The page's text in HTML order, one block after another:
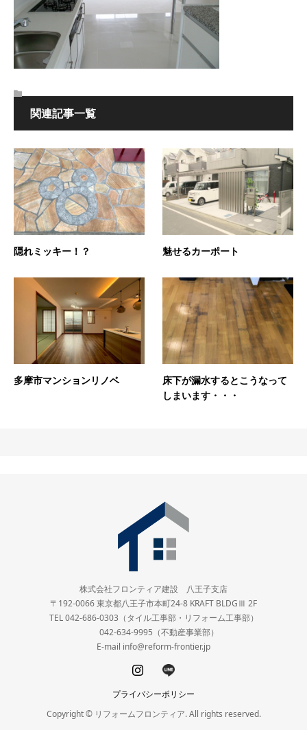
関連記事一覧
隠れミッキー！？ 魅せるカーポート
多摩市マンションリノベ
床下が漏水するとこうなって
しまいます・・・
株式会社フロンティア建設 八王子支店
〒192-0066 東京都八王子市本町24-8 KRAFT BLDGⅢ 2F
TEL 042-686-0303（タイル工事部・リフォーム工事部）
042-634-9995（不動産事業部）
E-mail info@reform-frontier.jp
プライバシーポリシー
Copyright © リフォームフロンティア. All rights reserved.